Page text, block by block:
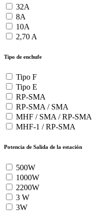
32A
8A
10A
2,70 A
Tipo de enchufe
Tipo F
Tipo E
RP-SMA
RP-SMA / SMA
MHF / SMA / RP-SMA
MHF-1 / RP-SMA
Potencia de Salida de la estación
500W
1000W
2200W
3 W
3W